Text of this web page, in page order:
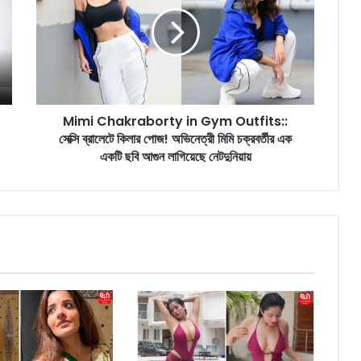
r
t
y
m
O
u
t
f
Mimi Chakraborty in Gym Outfits::
সেক্সি ব্রালেটে কিলার পোজ! অভিনেত্রী মিমি চক্রবর্তীর এক
একটি ছবি আগুন লাগিয়েছে নেটদুনিয়ায়